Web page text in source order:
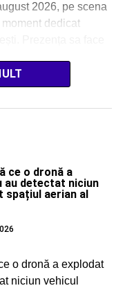
2026, pe scena
dedicat
ce o dronă a
au detectat niciun
aerian al
o dronă a explodat
niciun vehicul